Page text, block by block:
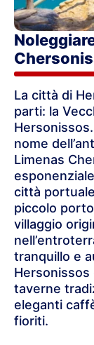
La città di
parti: la
nome
Limenas
città
piccolo
villaggio
tranquillo e
Hersonissos
taverne
eleganti
fioriti.